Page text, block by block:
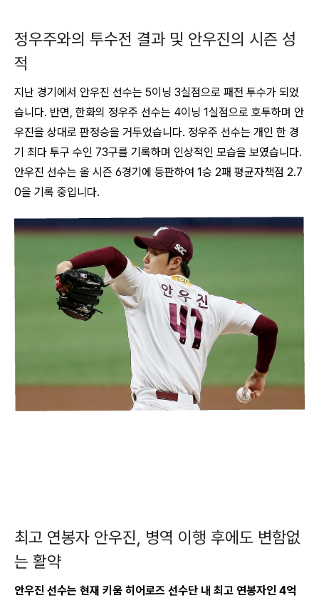
정우주와의 투수전 결과 및 안우진의 시즌 성
적
지난 경기에서 안우진 선수는 5이닝 3실점으로 패전 투수가 되었
습니다. 반면, 한화의 정우주 선수는 4이닝 1실점으로 호투하며 안
우진을 상대로 판정승을 거두었습니다. 정우주 선수는 개인 한 경
기 최다 투구 수인 73구를 기록하며 인상적인 모습을 보였습니다.
안우진 선수는 올 시즌 6경기에 등판하여 1승 2패 평균자책점 2.7
0을 기록 중입니다.
최고 연봉자 안우진, 병역 이행 후에도 변함없
는 활약
안우진 선수는 현재 키움 히어로즈 선수단 내 최고 연봉자인 4억